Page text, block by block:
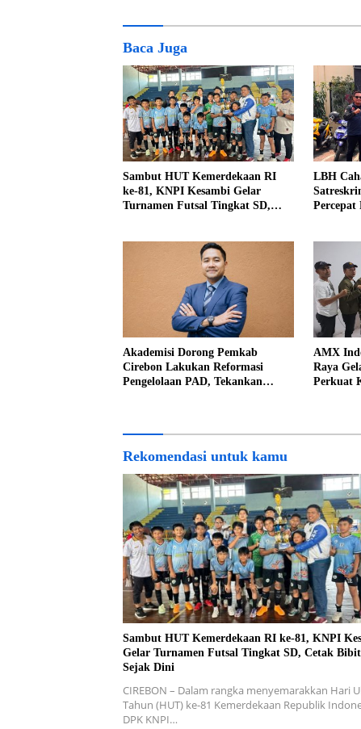
Baca Juga
Sambut HUT Kemerdekaan RI
ke-81, KNPI Kesambi Gelar
Turnamen Futsal Tingkat SD,
LBH
Percepat
Akademisi Dorong Pemkab
Cirebon Lakukan Reformasi
Pengelolaan PAD, Tekankan
AMX
Raya
Perkuat
Rekomendasi untuk kamu
Sambut HUT Kemerdekaan RI ke-81, KNPI
Gelar Turnamen Futsal Tingkat SD, Cetak
Sejak Dini
CIREBON – Dalam rangka menyemarakkan Hari
Tahun (HUT) ke-81 Kemerdekaan Republik
DPK KNPI…